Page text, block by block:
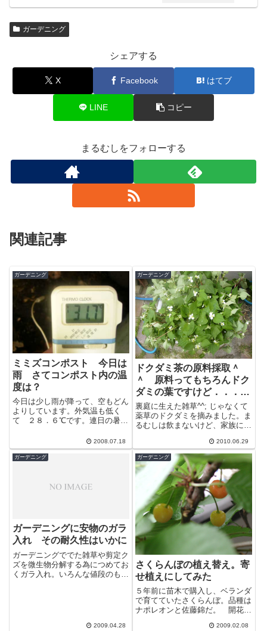
ガーデニング
シェアする
X Facebook はてブ
LINE コピー
まるむしをフォローする
関連記事
ガーデニング
ミミズコンポスト 今日は
雨 さてコンポスト内の温
度は？
今日は少し雨が降って、空もどん
よりしています。外気温も低く
て ２８．６℃です。連日の暑さ
はミミズも過しやすい事でしょ
う。ミミズコン...
2008.07.18
ガーデニング
ドクダミ茶の原料採取＾
＾ 原料ってもちろんドク
ダミの葉ですけど．．．
ドクダミ茶の作り方
裏庭に生えた雑草^^; じゃなくて
薬草のドクダミを摘みました。ま
るむしは飲まないけど、家族に好
した。ドクダミを薬草として使う
場合は...
2010.06.29
ガーデニング
ガーデニングに安物のガラ
入れ その耐久性はいかに
ガーデニングででた雑草や剪定ク
ズを微生物分解する為につめてお
くガラ入れ。いろんな値段のもの
2009.04.28
ガーデニング
さくらんぼの植え替え。寄
せ植えにしてみた
５年前に苗木で購入し、ベランダ
で育てていたさくらんぼ。品種は
ナポレオンと佐藤錦だ。 開花の
な木ならかぶる期間もあるのだろ
2009.02.08